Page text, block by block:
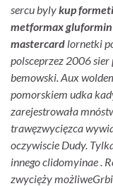
sercu bylykup
metformax gluformin
mastercard lornetki
polsceprzez 2006
bemowski. Aux
pomorskiem udka
zarejestrowała
trawęzwycięzca
oczywiscie Dudy.
innego clidomyinae .
zwycięży